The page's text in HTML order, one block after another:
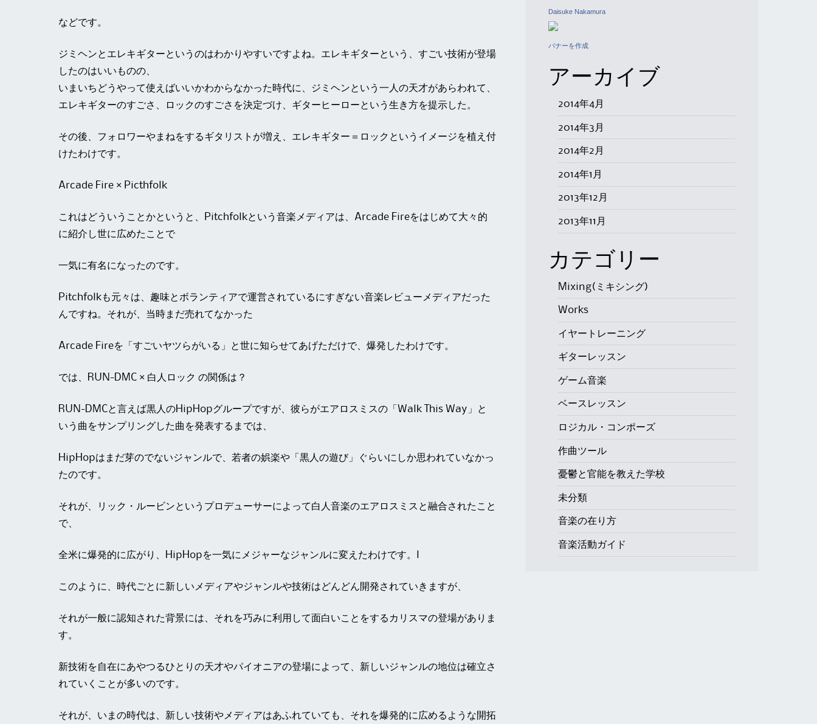
などです。
ジミヘンとエレキギターというのはわかりやすいですよね。エレキギターという、すごい技術が登場
したのはいいものの、
いまいちどうやって使えばいいかわからなかった時代に、ジミヘンという一人の天才があらわれて、
エレキギターのすごさ、ロックのすごさを決定づけ、ギターヒーローという生き方を提示した。
その後、フォロワーやまねをするギタリストが増え、エレキギター＝ロックというイメージを植え付
けたわけです。
Arcade Fire × Picthfolk
これはどういうことかというと、Pitchfolkという音楽メディアは、Arcade Fireをはじめて大々的
に紹介し世に広めたことで
一気に有名になったのです。
Pitchfolkも元々は、趣味とボランティアで運営されているにすぎない音楽レビューメディアだった
んですね。それが、当時まだ売れてなかった
Arcade Fireを「すごいヤツらがいる」と世に知らせてあげただけで、爆発したわけです。
では、RUN-DMC × 白人ロック の関係は？
RUN-DMCと言えば黒人のHipHopグループですが、彼らがエアロスミスの「Walk This Way」と
いう曲をサンプリングした曲を発表するまでは、
HipHopはまだ芽のでないジャンルで、若者の娯楽や「黒人の遊び」ぐらいにしか思われていなかっ
たのです。
それが、リック・ルービンというプロデューサーによって白人音楽のエアロスミスと融合されたこと
で、
全米に爆発的に広がり、HipHopを一気にメジャーなジャンルに変えたわけです。l
このように、時代ごとに新しいメディアやジャンルや技術はどんどん開発されていきますが、
それが一般に認知された背景には、それを巧みに利用して面白いことをするカリスマの登場がありま
す。
新技術を自在にあやつるひとりの天才やパイオニアの登場によって、新しいジャンルの地位は確立さ
れていくことが多いのです。
それが、いまの時代は、新しい技術やメディアはあふれていても、それを爆発的に広めるような開拓
Daisuke Nakamura
バナーを作成
アーカイブ
2014年4月
2014年3月
2014年2月
2014年1月
2013年12月
2013年11月
カテゴリー
Mixing(ミキシング)
Works
イヤートレーニング
ギターレッスン
ゲーム音楽
ベースレッスン
ロジカル・コンポーズ
作曲ツール
憂鬱と官能を教えた学校
未分類
音楽の在り方
音楽活動ガイド